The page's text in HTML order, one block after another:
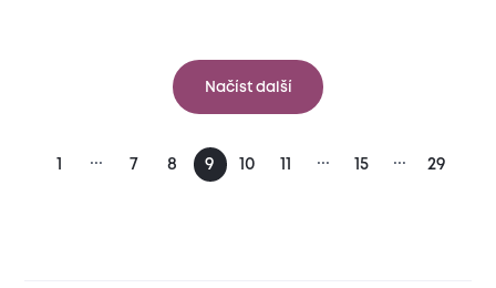
Načíst další
1 ... 7 8 9 10 11 ... 15 ... 29